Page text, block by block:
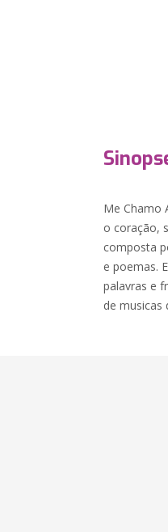
Me Chamo
o coração,
composta
e poemas.
palavras e
de musicas